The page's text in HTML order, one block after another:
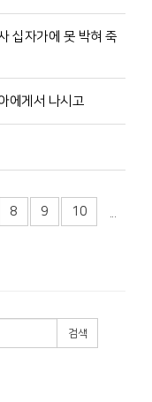
십자가에 못 박혀 죽
에게서 나시고
8 9 10
검색